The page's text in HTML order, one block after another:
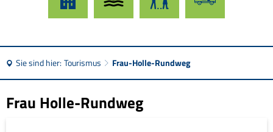
Sie sind hier:Tourismus Frau-Holle-Rundweg
Frau Holle-Rundweg